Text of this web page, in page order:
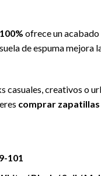
ofrece un
de espuma mejora
casuales, creativos o
comprar
101